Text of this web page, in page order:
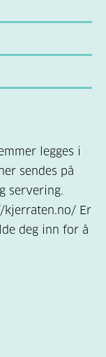
legges i
sendes på
servering.
kjerraten.no/ Er
deg inn for å